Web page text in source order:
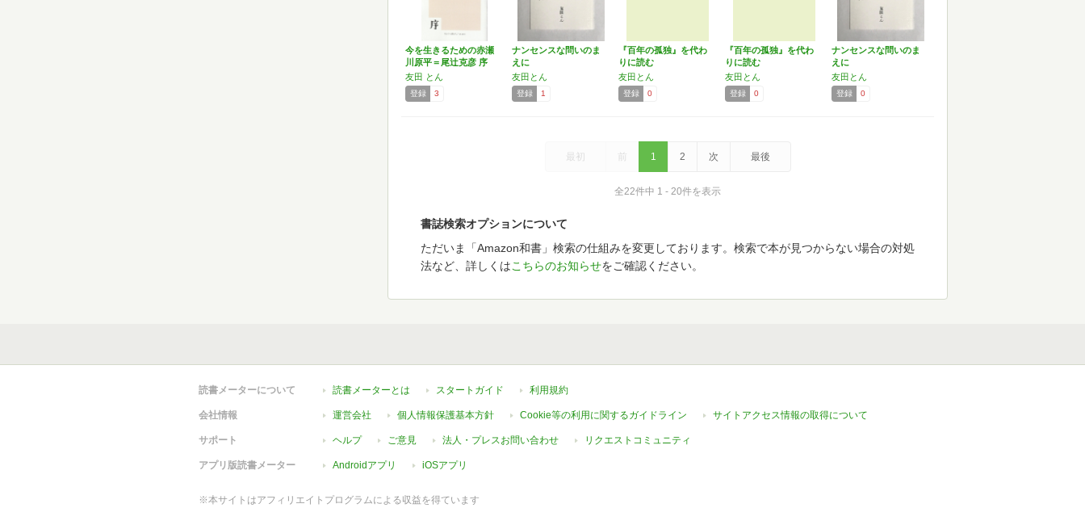
今を生きるための赤瀬
川原平＝尾辻克彦 序
友田 とん
登録 3
ナンセンスな問いのま
えに
友田とん
登録 1
『百年の孤独』を代わ
りに読む
友田とん
登録 0
『百年の孤独』を代わ
りに読む
友田とん
登録 0
ナンセンスな問いのま
えに
友田とん
登録 0
最初 前 1 2 次 最後
全22件中 1 - 20件を表示
書誌検索オプションについて
ただいま「Amazon和書」検索の仕組みを変更しております。検索で本が見つからない場合の対処
法など、詳しくはこちらのお知らせをご確認ください。
読書メーターについて 読書メーターとは スタートガイド 利用規約
会社情報 運営会社 個人情報保護基本方針 Cookie等の利用に関するガイドライン サイトアクセス情報の取得について
サポート ヘルプ ご意見 法人・プレスお問い合わせ リクエストコミュニティ
アプリ版読書メーター Androidアプリ iOSアプリ
※本サイトはアフィリエイトプログラムによる収益を得ています